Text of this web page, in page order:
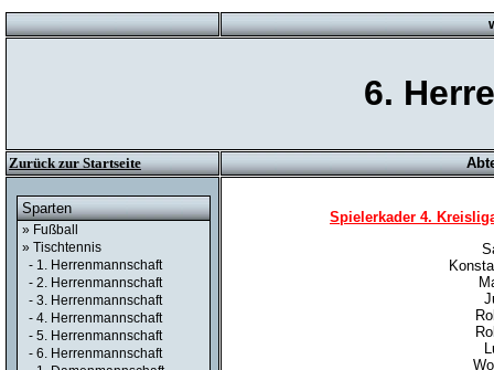
6.
Zurück zur Startseite
Sparten
» Fußball
» Tischtennis
- 1. Herrenmannschaft
- 2. Herrenmannschaft
- 3. Herrenmannschaft
- 4. Herrenmannschaft
- 5. Herrenmannschaft
- 6. Herrenmannschaft
Spielerkader 4.